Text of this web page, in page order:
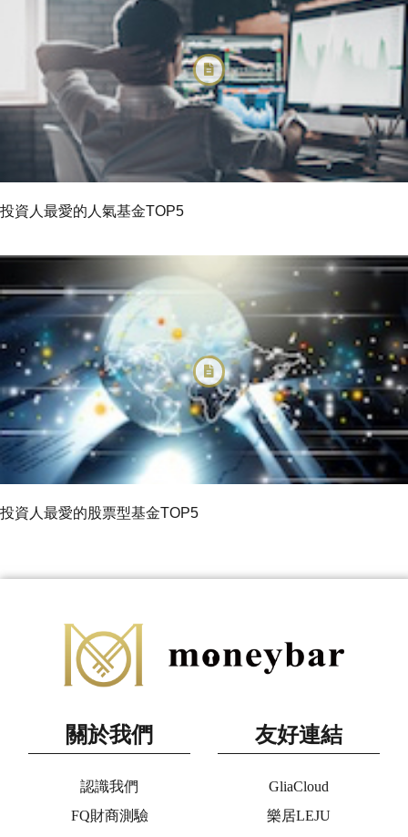
投資人最愛的人氣基金TOP5
投資人最愛的股票型基金TOP5
關於我們
認識我們
FQ財商測驗
友好連結
GliaCloud
樂居LEJU